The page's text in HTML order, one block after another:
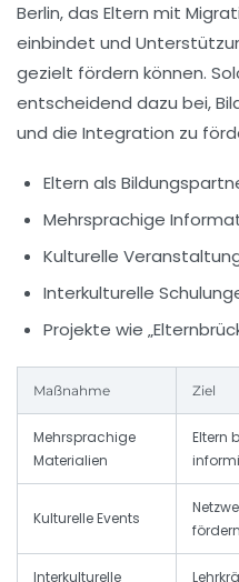
Berlin, das Eltern mit
einbindet und
gezielt fördern können.
entscheidend dazu bei,
und die Integration zu
Eltern als
Mehrsprachige
Kulturelle
Interkulturelle
Projekte wie
Maßnahme Ziel
Mehrsprachige
Materialien
Eltern
Kulturelle Events
fördern
Interkulturelle